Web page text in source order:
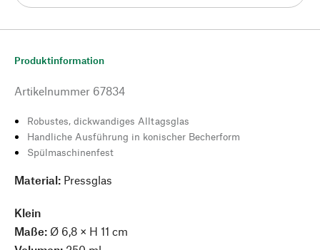
Produktinformation
Artikelnummer 67834
Robustes, dickwandiges Alltagsglas
Handliche Ausführung in konischer Becherform
Spülmaschinenfest
Material: Pressglas
Klein
Maße: Ø 6,8 × H 11 cm